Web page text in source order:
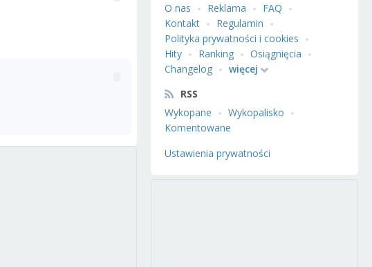
O nas
Reklama
FAQ
Kontakt
Regulamin
Polityka prywatności i cookies
Hity
Ranking
Osiągnięcia
Changelog
więcej
RSS
Wykopane
Wykopalisko
Komentowane
Ustawienia prywatności